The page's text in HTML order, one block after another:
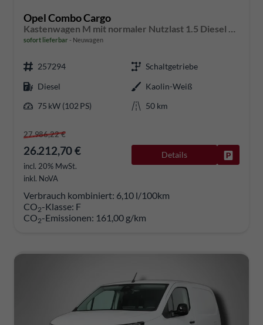
Opel Combo Cargo
sofort lieferbar Neuwagen
257294
Schaltgetriebe
Diesel
Kaolin-Weiß
75 kW (102 PS)
50 km
27.986,22 €
26.212,70 €
incl. 20% MwSt.
inkl. NoVA
Details
Verbrauch kombiniert: 6,10 l/100km
CO2-Klasse: F
CO2-Emissionen: 161,00 g/km